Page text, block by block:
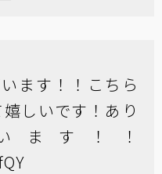
ます！！こちら
しいです！あり
ます！！